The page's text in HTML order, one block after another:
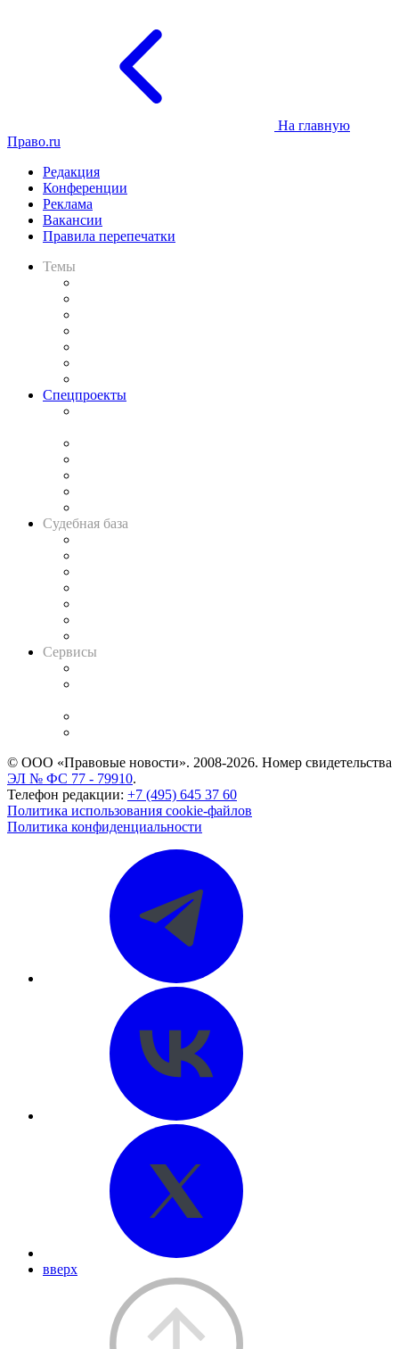
На главную
Право.ru
Редакция
Конференции
Реклама
Вакансии
Правила перепечатки
Темы
Спецпроекты
Судебная база
Сервисы
© ООО «Правовые новости». 2008-2026. Номер свидетельства
ЭЛ № ФС 77 - 79910.
Телефон редакции: +7 (495) 645 37 60
Политика использования cookie-файлов
Политика конфиденциальности
вверх